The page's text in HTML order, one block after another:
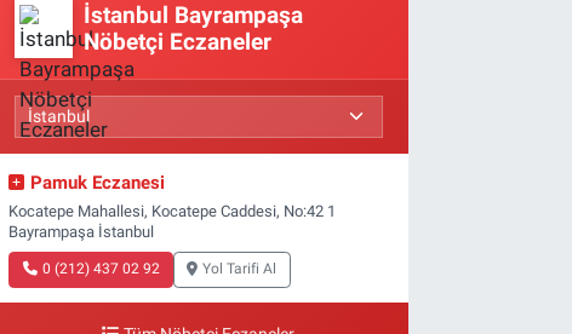
İstanbul Bayrampaşa
Nöbetçi Eczaneler
Pamuk Eczanesi
Kocatepe Mahallesi, Kocatepe Caddesi, No:42 1
Bayrampaşa İstanbul
0 (212) 437 02 92 Yol Tarifi Al